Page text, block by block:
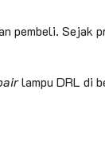
pembeli. Sejak
lampu DRL di